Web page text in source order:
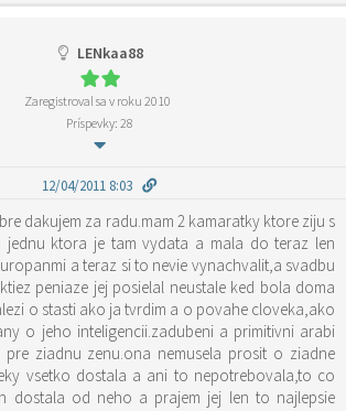
LENkaa88
Zaregistroval sa v roku 2010
Príspevky: 28
12/04/2011 8:03
dakujem za radu.mam 2 kamaratky ktore ziju s
ktora je tam vydata a mala do teraz len
a teraz si to nevie vynachvalit,a svadbu
peniaze jej posielal neustale ked bola doma
o stasti ako ja tvrdim a o povahe cloveka,ako
o jeho inteligencii.zadubeni a primitivni arabi
ziadnu zenu.ona nemusela prosit o ziadne
vsetko dostala a ani to nepotrebovala,to co
dostala od neho a prajem jej len to najlepsie